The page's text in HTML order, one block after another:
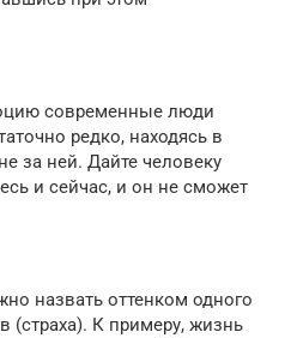
современные люди
редко, находясь в
за ней. Дайте человеку
и сейчас, и он не сможет
назвать оттенком одного
(страха). К примеру, жизнь